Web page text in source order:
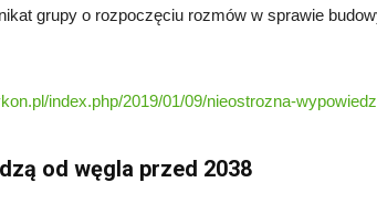
grupy o rozpoczęciu rozmów w sprawie
index.php/2019/01/09/nieostrozna-
od węgla przed 2038